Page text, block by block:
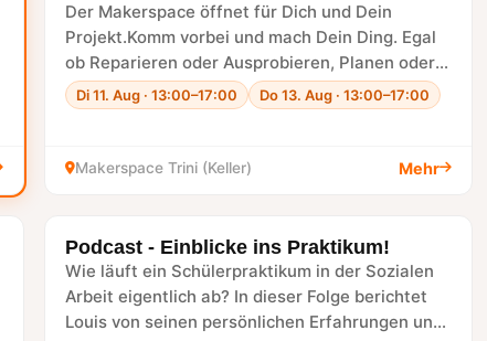
Der Makerspace öffnet für Dich und Dein
Projekt.Komm vorbei und mach Dein Ding. Egal
ob Reparieren oder Ausprobieren, Planen oder
Umsetzen.Du findest bei uns Werkzeuge…
Di 11. Aug · 13:00–17:00 Do 13. Aug · 13:00–17:00
Makerspace Trini (Keller) Mehr
Podcast - Einblicke ins Praktikum!
Wie läuft ein Schülerpraktikum in der Sozialen
Arbeit eigentlich ab? In dieser Folge berichtet
Louis von seinen persönlichen Erfahrungen und